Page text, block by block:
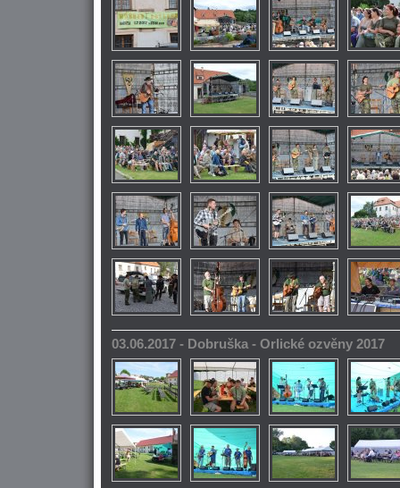
03.06.2017 - Dobruška - Orlické ozvěny 2017